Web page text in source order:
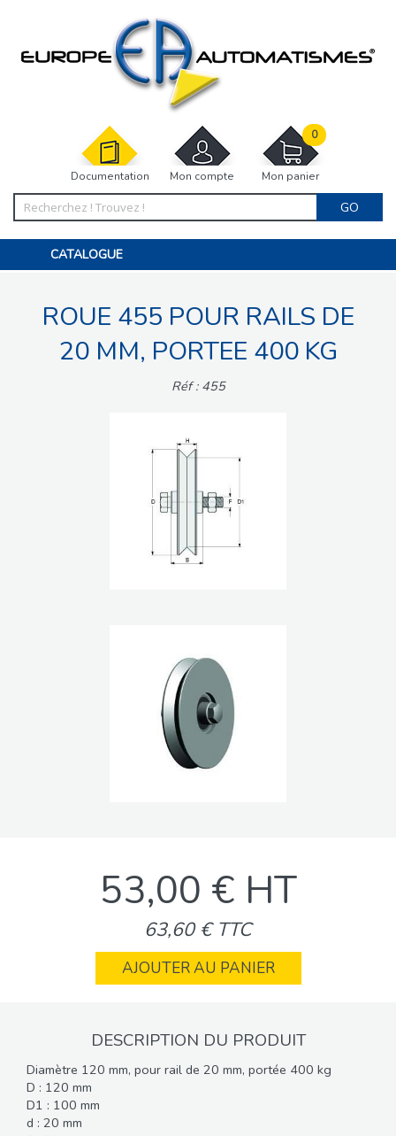
Documentation Mon compte Mon panier
0
GO
CATALOGUE
MOTORISATIONS
ACCESSOIRES ET ELECTRONIQUES
INTERPHONES VISIOPHONES
ROUE 455 POUR RAILS DE
20 MM, PORTEE 400 KG
Réf : 455
53,00 € HT
63,60 € TTC
AJOUTER AU PANIER
DESCRIPTION DU PRODUIT
Diamètre 120 mm, pour rail de 20 mm, portée 400 kg
D : 120 mm
D1 : 100 mm
d : 20 mm